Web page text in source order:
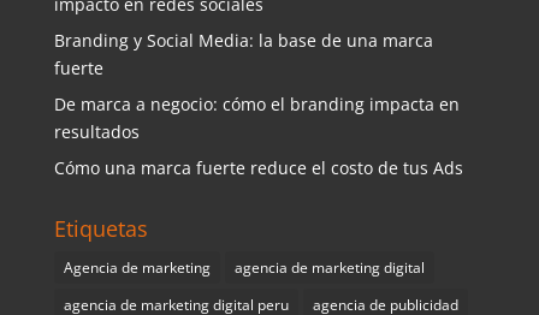
Branding y Social Media: la base de una marca
fuerte
De marca a negocio: cómo el branding impacta en
resultados
Cómo una marca fuerte reduce el costo de tus Ads
Etiquetas
Agencia de marketing
agencia de marketing digital
agencia de marketing digital peru
agencia de publicidad